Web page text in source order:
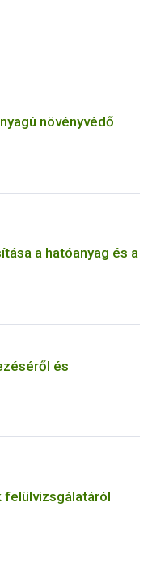
növényvédő
a hatóanyag és a
és
felülvizsgálatáról